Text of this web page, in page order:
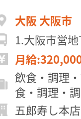
大阪 大阪市
1.大阪市営
月給
飲食・調理
食・調理・
五郎寿し本